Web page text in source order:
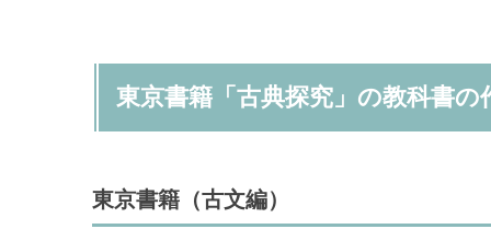
東京書籍「古典探究」の教科書の
東京書籍（古文編）